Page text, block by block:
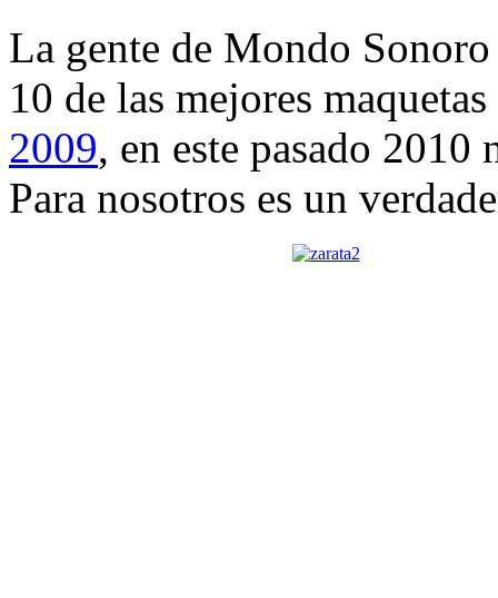
La gente de Mondo
10 de las mejores
2009, en este pasado 2010
Para nosotros es un